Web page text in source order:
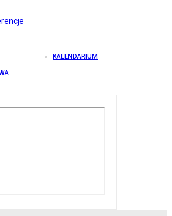
KALENDARIUM